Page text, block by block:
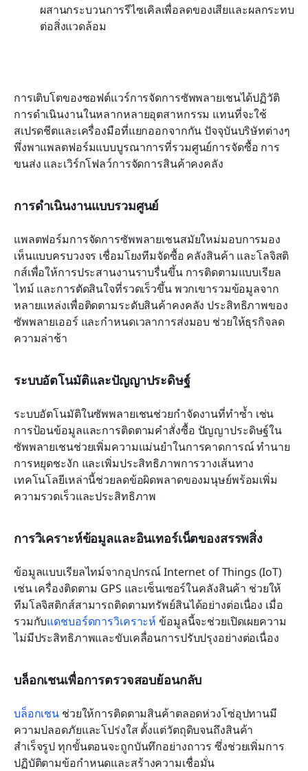
ผสานกระบวนการรีไซเคิลเพื่อลดของเสียและผลกระทบ
ต่อสิ่งแวดล้อม
การเติบโตของซอฟต์แวร์การจัดการซัพพลายเชนได้ปฏิวัติ
การดำเนินงานในหลากหลายอุตสาหกรรม แทนที่จะใช้
สเปรดชีตและเครื่องมือที่แยกออกจากกัน ปัจจุบันบริษัทต่างๆ
พึ่งพาแพลตฟอร์มแบบบูรณาการที่รวมศูนย์การจัดซื้อ การ
ขนส่ง และเวิร์กโฟลว์การจัดการสินค้าคงคลัง
การดำเนินงานแบบรวมศูนย์
แพลตฟอร์มการจัดการซัพพลายเชนสมัยใหม่มอบการมอง
เห็นแบบครบวงจร เชื่อมโยงทีมจัดซื้อ คลังสินค้า และโลจิสติ
กส์เพื่อให้การประสานงานราบรื่นขึ้น การติดตามแบบเรียล
ไทม์ และการตัดสินใจที่รวดเร็วขึ้น พวกเขารวมข้อมูลจาก
หลายแหล่งเพื่อติดตามระดับสินค้าคงคลัง ประสิทธิภาพของ
ซัพพลายเออร์ และกำหนดเวลาการส่งมอบ ช่วยให้ธุรกิจลด
ความล่าช้า
ระบบอัตโนมัติและปัญญาประดิษฐ์
ระบบอัตโนมัติในซัพพลายเชนช่วยกำจัดงานที่ทำซ้ำ เช่น
การป้อนข้อมูลและการติดตามคำสั่งซื้อ ปัญญาประดิษฐ์ใน
ซัพพลายเชนช่วยเพิ่มความแม่นยำในการคาดการณ์ ทำนาย
การหยุดชะงัก และเพิ่มประสิทธิภาพการวางเส้นทาง
เทคโนโลยีเหล่านี้ช่วยลดข้อผิดพลาดของมนุษย์พร้อมเพิ่ม
ความรวดเร็วและประสิทธิภาพ
การวิเคราะห์ข้อมูลและอินเทอร์เน็ตของสรรพสิ่ง
ข้อมูลแบบเรียลไทม์จากอุปกรณ์ Internet of Things (IoT)
เช่น เครื่องติดตาม GPS และเซ็นเซอร์ในคลังสินค้า ช่วยให้
ทีมโลจิสติกส์สามารถติดตามทรัพย์สินได้อย่างต่อเนื่อง เมื่อ
รวมกับแดชบอร์ดการวิเคราะห์ ข้อมูลนี้จะช่วยเปิดเผยความ
ไม่มีประสิทธิภาพและขับเคลื่อนการปรับปรุงอย่างต่อเนื่อง
บล็อกเชนเพื่อการตรวจสอบย้อนกลับ
บล็อกเชน ช่วยให้การติดตามสินค้าตลอดห่วงโซ่อุปทานมี
ความปลอดภัยและโปร่งใส ตั้งแต่วัตถุดิบจนถึงสินค้า
สำเร็จรูป ทุกขั้นตอนจะถูกบันทึกอย่างถาวร ซึ่งช่วยเพิ่มการ
ปฏิบัติตามข้อกำหนดและสร้างความเชื่อมั่น